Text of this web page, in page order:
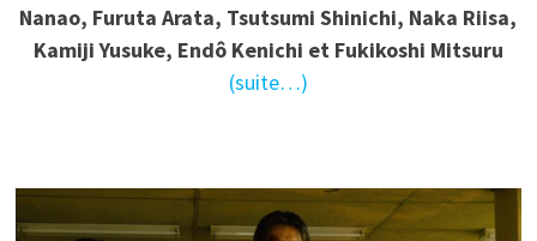
Nanao, Furuta Arata, Tsutsumi Shinichi, Naka Riisa,
Kamiji Yusuke, Endô Kenichi et Fukikoshi Mitsuru
(suite…)